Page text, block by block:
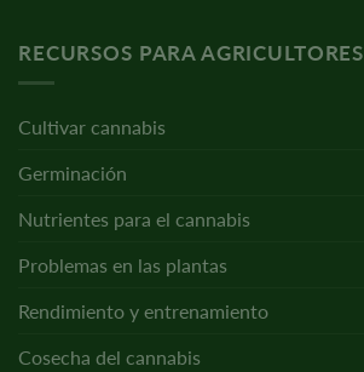
RECURSOS PARA AGRICULTORES
Cultivar cannabis
Germinación
Nutrientes para el cannabis
Problemas en las plantas
Rendimiento y entrenamiento
Cosecha del cannabis